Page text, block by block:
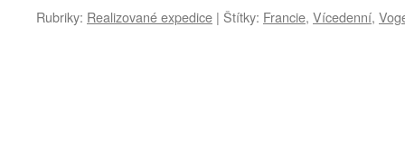
Rubriky: Realizované expedice | Štítky: Francie, Vícedenní,